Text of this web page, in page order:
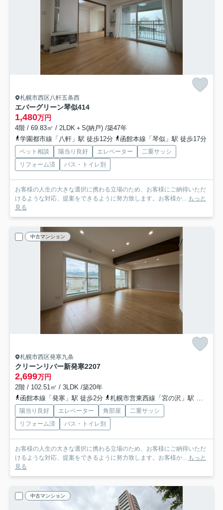
札幌市西区八軒五条西
エバーグリーン琴似414
1,480万円
4階 / 69.83㎡ / 2LDK＋S(納戸) /築47年
学園都市線「八軒」駅 徒歩12分
函館本線「琴似」駅 徒歩17分
ペット相談 陽当り良好 エレベーター
二重サッシ
リフォーム済
バス・トイレ別
お客様の人生の大きな選択に携わる立場のため、お客様にご納得いただ
けるような対応、提案をできるように努力致します。お客様か... もっと
見る
中古マンション
札幌市西区発寒九条
クリーンリバー新発寒2207
2,699万円
2階 / 102.51㎡ / 3LDK /築20年
函館本線「発寒」駅 徒歩2分
札幌市営東西線「宮の沢」駅 徒歩15分
陽当り良好 エレベーター 角部屋
二重サッシ
リフォーム済
バス・トイレ別
お客様の人生の大きな選択に携わる立場のため、お客様にご納得いただ
けるような対応、提案をできるように努力致します。お客様か... もっと
見る
中古マンション